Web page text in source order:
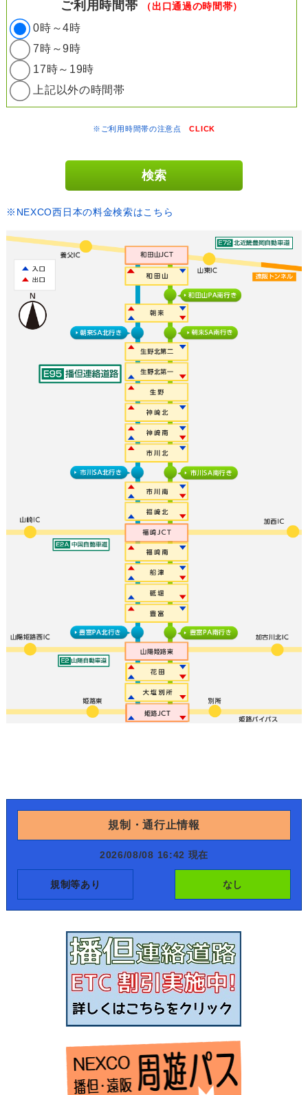
ご利用時間帯 （出口通過の時間帯）
0時～4時
7時～9時
17時～19時
上記以外の時間帯
※ご利用時間帯の注意点CLICK
※NEXCO西日本の料金検索はこちら
規制・通行止情報
2026/08/08 16:42 現在
規制等あり なし